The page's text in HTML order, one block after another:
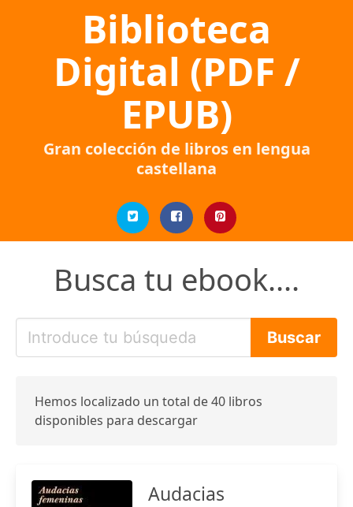
Biblioteca
Digital (PDF /
EPUB)
Gran colección de libros en lengua
castellana
Busca tu ebook....
Hemos localizado un total de 40 libros
disponibles para descargar
Audacias